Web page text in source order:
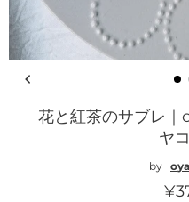
花と紅茶のサブレ
ヤ
by